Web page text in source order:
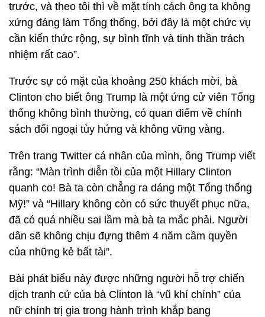
trước, và theo tôi thì về mặt tính cách ông ta không
xứng đáng làm Tổng thống, bởi đây là một chức vụ
cần kiến thức rộng, sự bình tĩnh và tinh thần trách
nhiệm rất cao”.
Trước sự có mặt của khoảng 250 khách mời, bà
Clinton cho biết ông Trump là một ứng cử viên Tổng
thống không bình thường, có quan điểm về chính
sách đối ngoại tùy hứng và không vững vàng.
Trên trang Twitter cá nhân của mình, ông Trump viết
rằng: “Màn trình diễn tồi của một Hillary Clinton
quanh co! Bà ta còn chẳng ra dáng một Tổng thống
Mỹ!” và “Hillary không còn có sức thuyết phục nữa,
đã có quá nhiều sai lầm mà bà ta mắc phải. Người
dân sẽ không chịu đựng thêm 4 năm cầm quyền
của những kẻ bất tài”.
Bài phát biểu này được những người hỗ trợ chiến
dịch tranh cử của bà Clinton là “vũ khí chính” của
nữ chính trị gia trong hành trình khắp bang